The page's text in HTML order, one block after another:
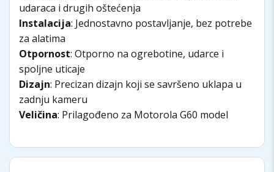
udaraca i drugih oštećenja
Instalacija: Jednostavno postavljanje, bez potrebe
za alatima
Otpornost: Otporno na ogrebotine, udarce i
spoljne uticaje
Dizajn: Precizan dizajn koji se savršeno uklapa u
zadnju kameru
Veličina: Prilagođeno za Motorola G60 model